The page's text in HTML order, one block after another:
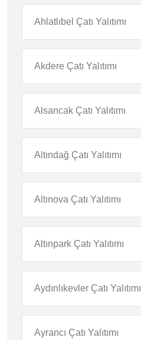
Ahlatlıbel Çatı Yalıtımı
Akdere Çatı Yalıtımı
Alsancak Çatı Yalıtımı
Altındağ Çatı Yalıtımı
Altınova Çatı Yalıtımı
Altınpark Çatı Yalıtımı
Aydınlıkevler Çatı Yalıtımı
Ayrancı Çatı Yalıtımı